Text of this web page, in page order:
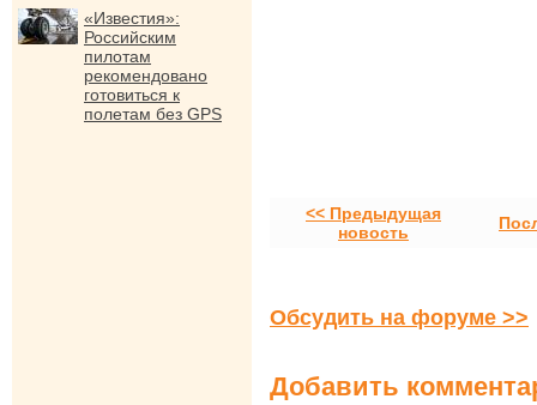
«Известия»:
Российским
пилотам
рекомендовано
готовиться к
полетам без GPS
<< Предыдущая
новость
Обсудить на форуме >>
Добавить